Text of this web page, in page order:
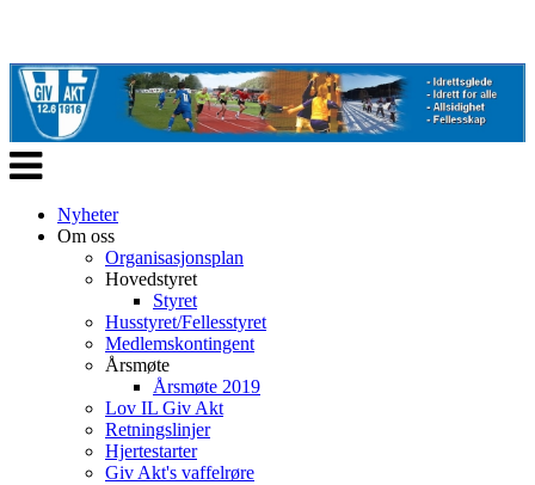
Veksle
navigasjon
Nyheter
Om oss
Organisasjonsplan
Hovedstyret
Styret
Husstyret/Fellesstyret
Medlemskontingent
Årsmøte
Årsmøte 2019
Lov IL Giv Akt
Retningslinjer
Hjertestarter
Giv Akt's vaffelrøre